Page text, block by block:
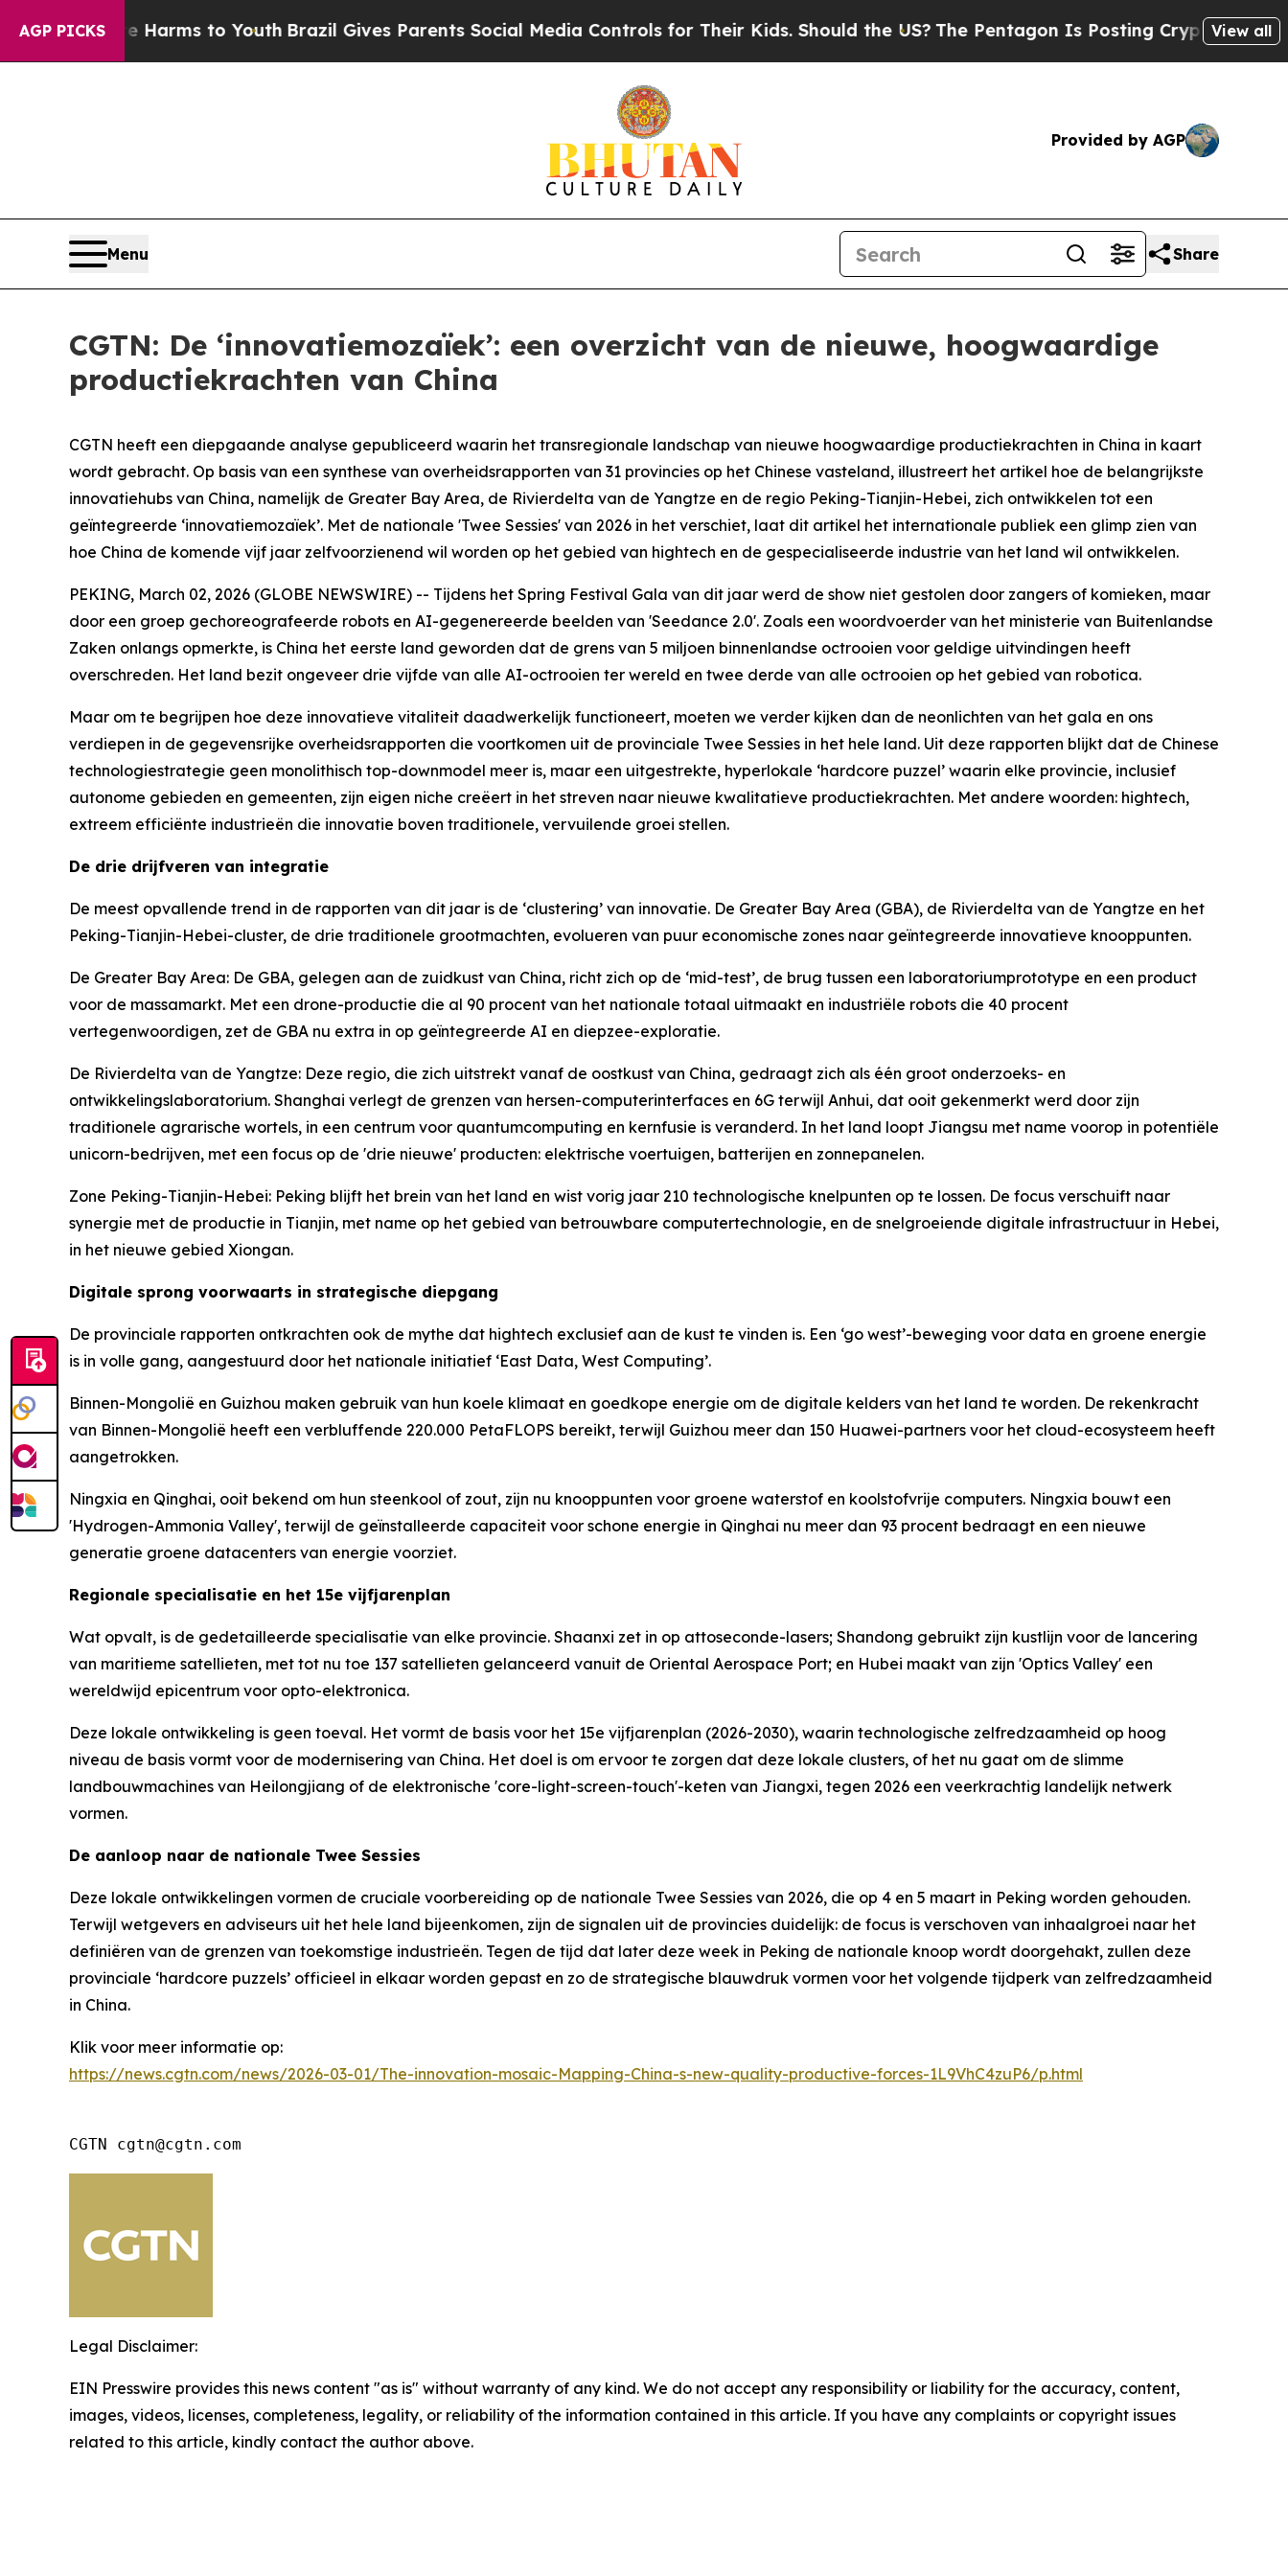
AGP PICKS
Abate Harms to YouthBrazil Gives Parents Social Media Controls for Their Kids. Should the US?The Pentagon Is Posting Cryptic BiblicalView all
Provided by AGP
Menu Share
CGTN: De ‘innovatiemozaïek’: een overzicht van de nieuwe, hoogwaardige
productiekrachten van China
CGTN heeft een diepgaande analyse gepubliceerd waarin het transregionale landschap van nieuwe hoogwaardige productiekrachten in China in kaart
wordt gebracht. Op basis van een synthese van overheidsrapporten van 31 provincies op het Chinese vasteland, illustreert het artikel hoe de belangrijkste
innovatiehubs van China, namelijk de Greater Bay Area, de Rivierdelta van de Yangtze en de regio Peking-Tianjin-Hebei, zich ontwikkelen tot een
geïntegreerde ‘innovatiemozaïek’. Met de nationale 'Twee Sessies' van 2026 in het verschiet, laat dit artikel het internationale publiek een glimp zien van
hoe China de komende vijf jaar zelfvoorzienend wil worden op het gebied van hightech en de gespecialiseerde industrie van het land wil ontwikkelen.
PEKING, March 02, 2026 (GLOBE NEWSWIRE) -- Tijdens het Spring Festival Gala van dit jaar werd de show niet gestolen door zangers of komieken, maar
door een groep gechoreografeerde robots en AI-gegenereerde beelden van 'Seedance 2.0'. Zoals een woordvoerder van het ministerie van Buitenlandse
Zaken onlangs opmerkte, is China het eerste land geworden dat de grens van 5 miljoen binnenlandse octrooien voor geldige uitvindingen heeft
overschreden. Het land bezit ongeveer drie vijfde van alle AI-octrooien ter wereld en twee derde van alle octrooien op het gebied van robotica.
Maar om te begrijpen hoe deze innovatieve vitaliteit daadwerkelijk functioneert, moeten we verder kijken dan de neonlichten van het gala en ons
verdiepen in de gegevensrijke overheidsrapporten die voortkomen uit de provinciale Twee Sessies in het hele land. Uit deze rapporten blijkt dat de Chinese
technologiestrategie geen monolithisch top-downmodel meer is, maar een uitgestrekte, hyperlokale ‘hardcore puzzel’ waarin elke provincie, inclusief
autonome gebieden en gemeenten, zijn eigen niche creëert in het streven naar nieuwe kwalitatieve productiekrachten. Met andere woorden: hightech,
extreem efficiënte industrieën die innovatie boven traditionele, vervuilende groei stellen.
De drie drijfveren van integratie
De meest opvallende trend in de rapporten van dit jaar is de ‘clustering’ van innovatie. De Greater Bay Area (GBA), de Rivierdelta van de Yangtze en het
Peking-Tianjin-Hebei-cluster, de drie traditionele grootmachten, evolueren van puur economische zones naar geïntegreerde innovatieve knooppunten.
De Greater Bay Area: De GBA, gelegen aan de zuidkust van China, richt zich op de ‘mid-test’, de brug tussen een laboratoriumprototype en een product
voor de massamarkt. Met een drone-productie die al 90 procent van het nationale totaal uitmaakt en industriële robots die 40 procent
vertegenwoordigen, zet de GBA nu extra in op geïntegreerde AI en diepzee-exploratie.
De Rivierdelta van de Yangtze: Deze regio, die zich uitstrekt vanaf de oostkust van China, gedraagt zich als één groot onderzoeks- en
ontwikkelingslaboratorium. Shanghai verlegt de grenzen van hersen-computerinterfaces en 6G terwijl Anhui, dat ooit gekenmerkt werd door zijn
traditionele agrarische wortels, in een centrum voor quantumcomputing en kernfusie is veranderd. In het land loopt Jiangsu met name voorop in potentiële
unicorn-bedrijven, met een focus op de 'drie nieuwe' producten: elektrische voertuigen, batterijen en zonnepanelen.
Zone Peking-Tianjin-Hebei: Peking blijft het brein van het land en wist vorig jaar 210 technologische knelpunten op te lossen. De focus verschuift naar
synergie met de productie in Tianjin, met name op het gebied van betrouwbare computertechnologie, en de snelgroeiende digitale infrastructuur in Hebei,
in het nieuwe gebied Xiongan.
Digitale sprong voorwaarts in strategische diepgang
De provinciale rapporten ontkrachten ook de mythe dat hightech exclusief aan de kust te vinden is. Een ‘go west’-beweging voor data en groene energie
is in volle gang, aangestuurd door het nationale initiatief ‘East Data, West Computing’.
Binnen-Mongolië en Guizhou maken gebruik van hun koele klimaat en goedkope energie om de digitale kelders van het land te worden. De rekenkracht
van Binnen-Mongolië heeft een verbluffende 220.000 PetaFLOPS bereikt, terwijl Guizhou meer dan 150 Huawei-partners voor het cloud-ecosysteem heeft
aangetrokken.
Ningxia en Qinghai, ooit bekend om hun steenkool of zout, zijn nu knooppunten voor groene waterstof en koolstofvrije computers. Ningxia bouwt een
'Hydrogen-Ammonia Valley', terwijl de geïnstalleerde capaciteit voor schone energie in Qinghai nu meer dan 93 procent bedraagt en een nieuwe
generatie groene datacenters van energie voorziet.
Regionale specialisatie en het 15e vijfjarenplan
Wat opvalt, is de gedetailleerde specialisatie van elke provincie. Shaanxi zet in op attoseconde-lasers; Shandong gebruikt zijn kustlijn voor de lancering
van maritieme satellieten, met tot nu toe 137 satellieten gelanceerd vanuit de Oriental Aerospace Port; en Hubei maakt van zijn 'Optics Valley' een
wereldwijd epicentrum voor opto-elektronica.
Deze lokale ontwikkeling is geen toeval. Het vormt de basis voor het 15e vijfjarenplan (2026-2030), waarin technologische zelfredzaamheid op hoog
niveau de basis vormt voor de modernisering van China. Het doel is om ervoor te zorgen dat deze lokale clusters, of het nu gaat om de slimme
landbouwmachines van Heilongjiang of de elektronische 'core-light-screen-touch'-keten van Jiangxi, tegen 2026 een veerkrachtig landelijk netwerk
vormen.
De aanloop naar de nationale Twee Sessies
Deze lokale ontwikkelingen vormen de cruciale voorbereiding op de nationale Twee Sessies van 2026, die op 4 en 5 maart in Peking worden gehouden.
Terwijl wetgevers en adviseurs uit het hele land bijeenkomen, zijn de signalen uit de provincies duidelijk: de focus is verschoven van inhaalgroei naar het
definiëren van de grenzen van toekomstige industrieën. Tegen de tijd dat later deze week in Peking de nationale knoop wordt doorgehakt, zullen deze
provinciale ‘hardcore puzzels’ officieel in elkaar worden gepast en zo de strategische blauwdruk vormen voor het volgende tijdperk van zelfredzaamheid
in China.
Klik voor meer informatie op:
https://news.cgtn.com/news/2026-03-01/The-innovation-mosaic-Mapping-China-s-new-quality-productive-forces-1L9VhC4zuP6/p.html
CGTN cgtn@cgtn.com
Legal Disclaimer:
EIN Presswire provides this news content "as is" without warranty of any kind. We do not accept any responsibility or liability for the accuracy, content,
images, videos, licenses, completeness, legality, or reliability of the information contained in this article. If you have any complaints or copyright issues
related to this article, kindly contact the author above.